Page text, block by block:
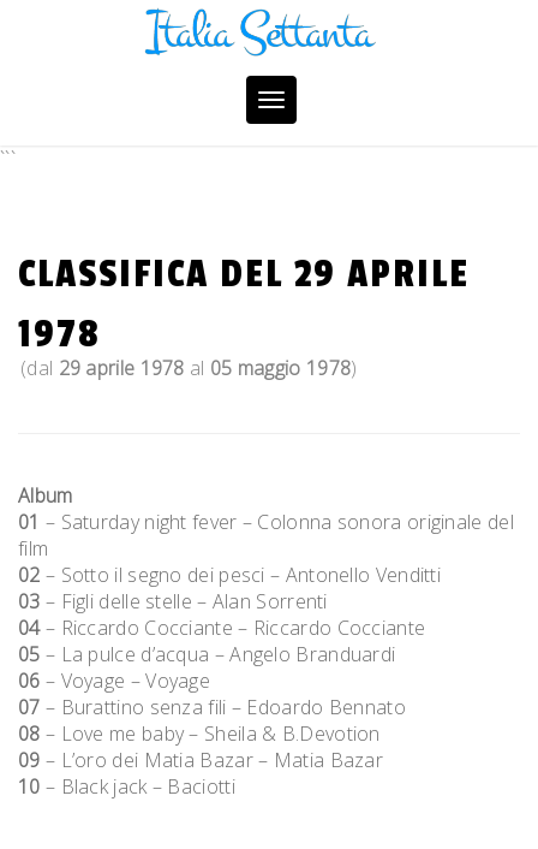
Toggle
navigation
```
CLASSIFICA DEL 29 APRILE
1978
(dal 29 aprile 1978 al 05 maggio 1978)
Album
01 – Saturday night fever – Colonna sonora originale del
film
02 – Sotto il segno dei pesci – Antonello Venditti
03 – Figli delle stelle – Alan Sorrenti
04– Riccardo Cocciante – Riccardo Cocciante
05 – La pulce d’acqua – Angelo Branduardi
06 – Voyage – Voyage
07 – Burattino senza fili – Edoardo Bennato
08 – Love me baby – Sheila & B.Devotion
09 – L’oro dei Matia Bazar – Matia Bazar
10 – Black jack – Baciotti